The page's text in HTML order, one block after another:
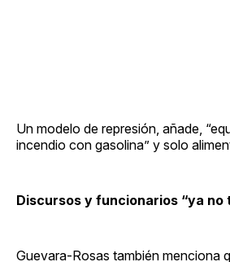
Un modelo de represión, añade,
incendio con gasolina” y solo
Discursos y funcionarios “ya no
Guevara-Rosas también menciona